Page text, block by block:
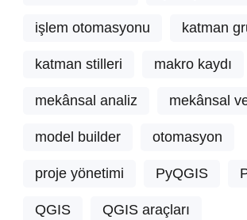
işlem otomasyonu katman
katman stilleri makro kaydı
mekânsal analiz mekânsal
model builder otomasyon
proje yönetimi PyQGIS
QGIS QGIS araçları